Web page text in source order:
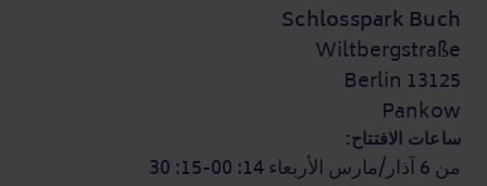
Schlosspark Buch
Wiltbergstraße
13125 Berlin
Pankow
ساعات الافتتاح:
من 6 آذار/مارس الأربعاء 14: 00-15: 30